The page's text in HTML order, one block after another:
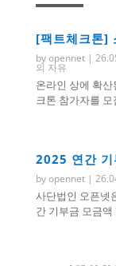
[팩트체크톤]
byopennet|
의 자유
온라인 상에 확
크톤 참가자를
2025 연간 기
byopennet|
사단법인 오픈넷
간 기부금 모금